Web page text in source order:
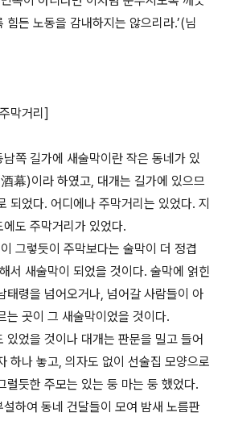
힘든 노동을 감내하지는 않으리라.’(님
막거리]
쪽 길가에 새술막이란 작은 동네가 있
幕)이라 하였고, 대개는 길가에 있으므
되었다. 어디에나 주막거리는 있었다. 지
도 주막거리가 있었다.
그렇듯이 주막보다는 술막이 더 정겹
서 새술막이 되었을 것이다. 술막에 얽힌
태령을 넘어오거나, 넘어갈 사람들이 아
는 곳이 그 새술막이었을 것이다.
있었을 것이나 대개는 판문을 밀고 들어
하나 놓고, 의자도 없이 선술집 모양으로
럴듯한 주모는 있는 둥 마는 둥 했었다.
하여 동네 건달들이 모여 밤새 노름판